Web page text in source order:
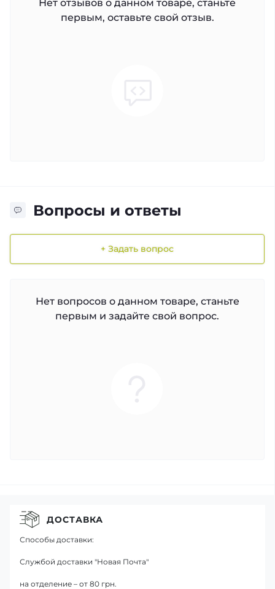
Нет отзывов о данном товаре, станьте
первым, оставьте свой отзыв.
Вопросы и ответы
+ Задать вопрос
Нет вопросов о данном товаре, станьте
первым и задайте свой вопрос.
ДОСТАВКА
Способы доставки:
Службой доставки "Новая Почта"
на отделение – от 80 грн.